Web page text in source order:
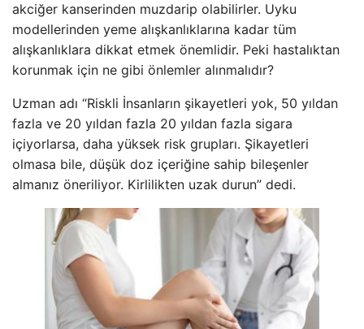
akciğer kanserinden muzdarip olabilirler. Uyku
modellerinden yeme alışkanlıklarına kadar tüm
alışkanlıklara dikkat etmek önemlidir. Peki hastalıktan
korunmak için ne gibi önlemler alınmalıdır?
Uzman adı “Riskli İnsanların şikayetleri yok, 50 yıldan
fazla ve 20 yıldan fazla 20 yıldan fazla sigara
içiyorlarsa, daha yüksek risk grupları. Şikayetleri
olmasa bile, düşük doz içeriğine sahip bileşenler
almanız öneriliyor. Kirlilikten uzak durun” dedi.